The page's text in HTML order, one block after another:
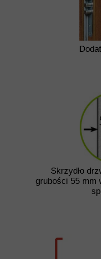
Skrzydło
grubości 55 mm